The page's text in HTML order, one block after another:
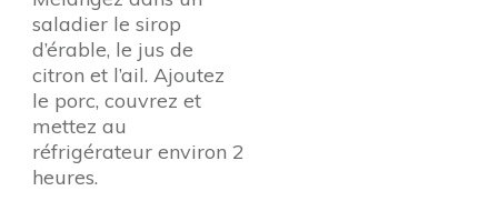
saladier le sirop
d’érable, le jus de
citron et l’ail. Ajoutez
le porc, couvrez et
mettez au
réfrigérateur environ 2
heures.